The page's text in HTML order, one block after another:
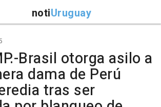
notiUruguay
Brasil otorga asilo a
dama de Perú
tras ser